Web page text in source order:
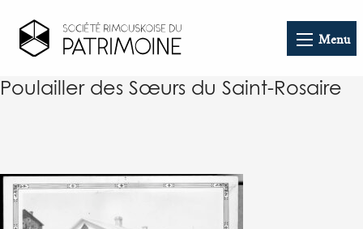
Menu
Poulailler des Sœurs du Saint-Rosaire